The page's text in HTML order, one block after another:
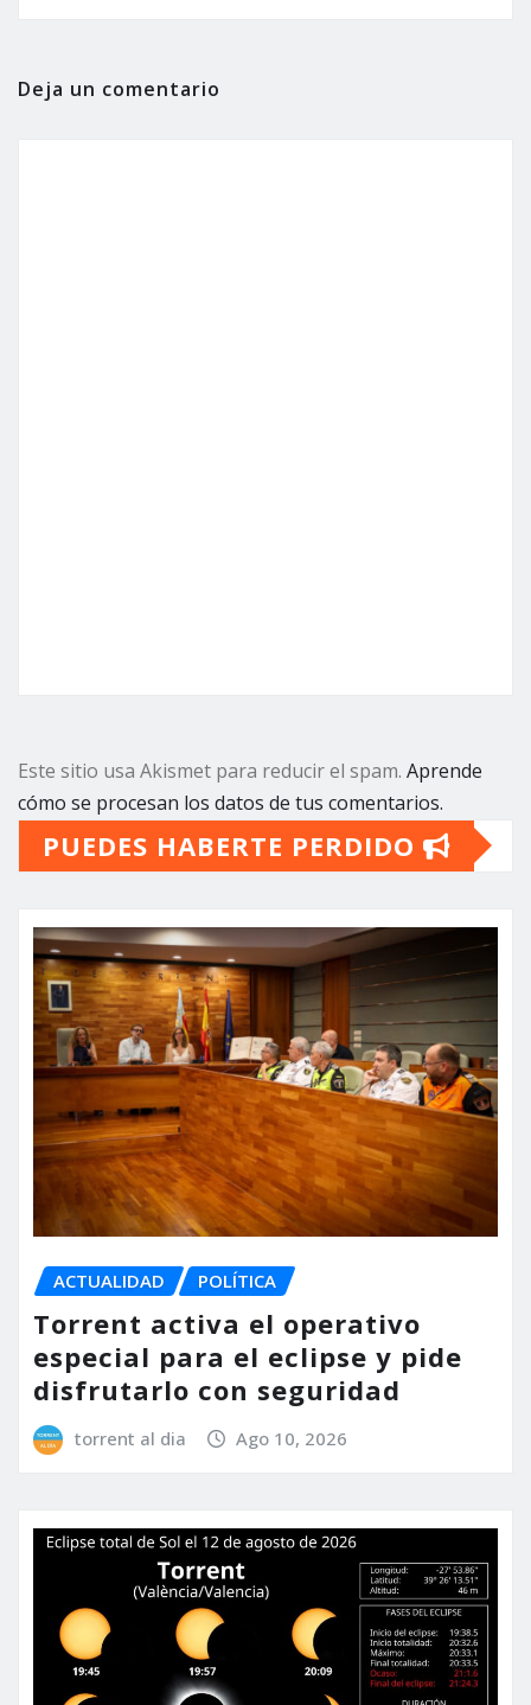
Deja un comentario
Este sitio usa Akismet para reducir el spam. Aprende
cómo se procesan los datos de tus comentarios.
PUEDES HABERTE PERDIDO
ACTUALIDAD POLÍTICA
Torrent activa el operativo
especial para el eclipse y pide
disfrutarlo con seguridad
torrent al dia Ago 10, 2026